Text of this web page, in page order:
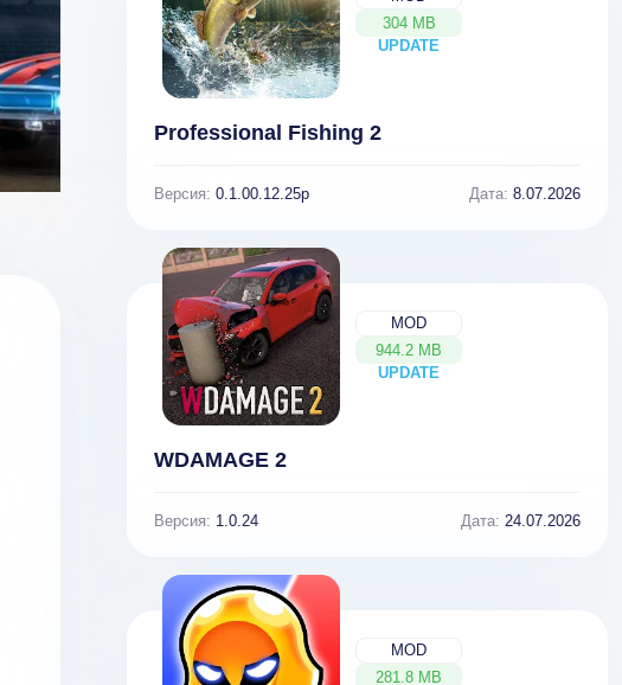
304 MB
UPDATE
NEW
Professional Fishing 2
Версия: 0.1.00.12.25p Дата: 8.07.2026
MOD
944.2 MB
UPDATE
NEW
WDAMAGE 2
Версия: 1.0.24 Дата: 24.07.2026
MOD
281.8 MB